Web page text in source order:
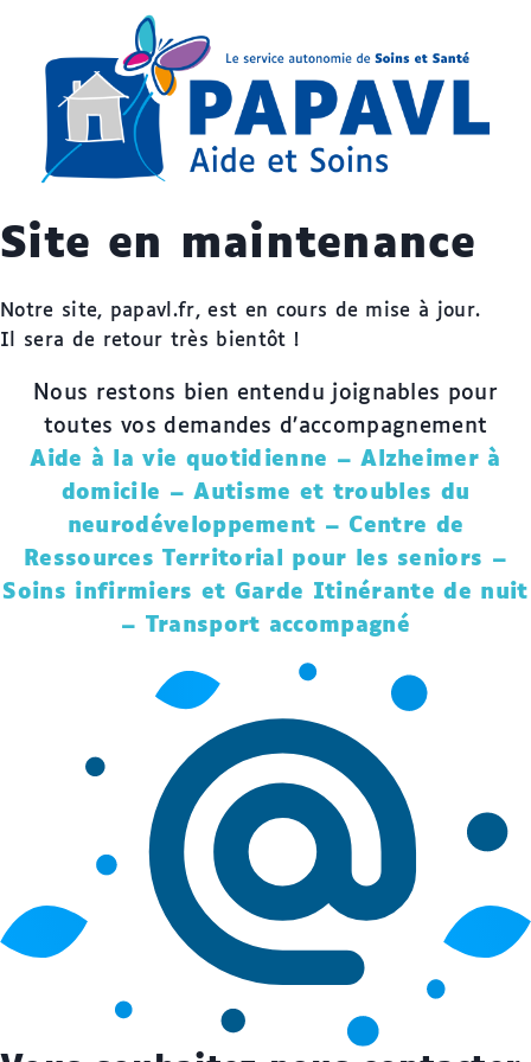
Site en maintenance
Notre site, papavl.fr, est en cours de mise à jour.
Il sera de retour très bientôt !
Nous restons bien entendu joignables pour
toutes vos demandes d’accompagnement
Aide à la vie quotidienne – Alzheimer à
domicile – Autisme et troubles du
neurodéveloppement – Centre de
Ressources Territorial pour les seniors –
Soins infirmiers et Garde Itinérante de nuit
– Transport accompagné